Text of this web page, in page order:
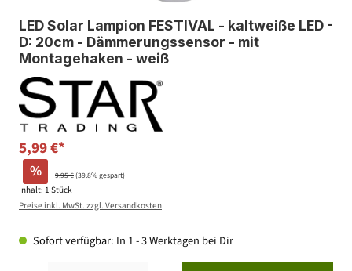
LED Solar Lampion FESTIVAL - kaltweiße LED -
D: 20cm - Dämmerungssensor - mit
Montagehaken - weiß
5,99 €*
% 9,95 €(39.8% gespart)
Inhalt: 1 Stück
Preise inkl. MwSt. zzgl. Versandkosten
Sofort verfügbar: In 1 - 3 Werktagen bei Dir